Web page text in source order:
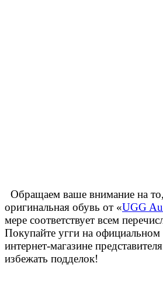
Обращаем ваше внимание на
оригинальная обувь от «UGG
мере соответствует всем
Покупайте угги на официальном
интернет-магазине
избежать подделок!